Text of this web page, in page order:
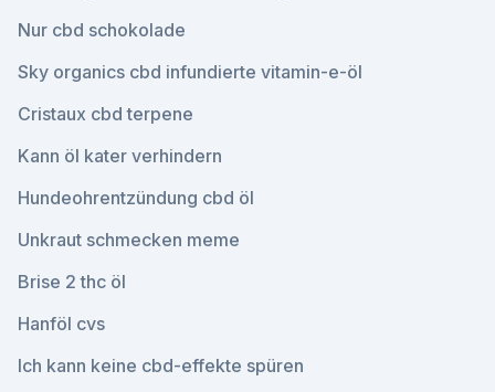
Nur cbd schokolade
Sky organics cbd infundierte vitamin-e-öl
Cristaux cbd terpene
Kann öl kater verhindern
Hundeohrentzündung cbd öl
Unkraut schmecken meme
Brise 2 thc öl
Hanföl cvs
Ich kann keine cbd-effekte spüren